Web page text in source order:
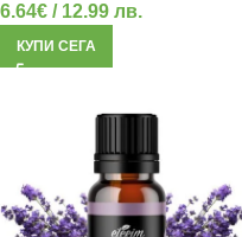
6.64€ / 12.99 лв.
КУПИ СЕГА